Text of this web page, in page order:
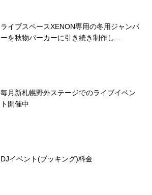
ライブスペースXENON専用の冬用ジャンバ
ーを秋物パーカーに引き続き制作し...
毎月新札幌野外ステージでのライブイベン
ト開催中
DJイベント(ブッキング)料金